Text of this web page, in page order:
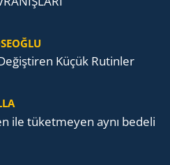
De­ğiş­ti­ren Küçük Ru­tin­ler
ile tü­ket­me­yen aynı be­de­li